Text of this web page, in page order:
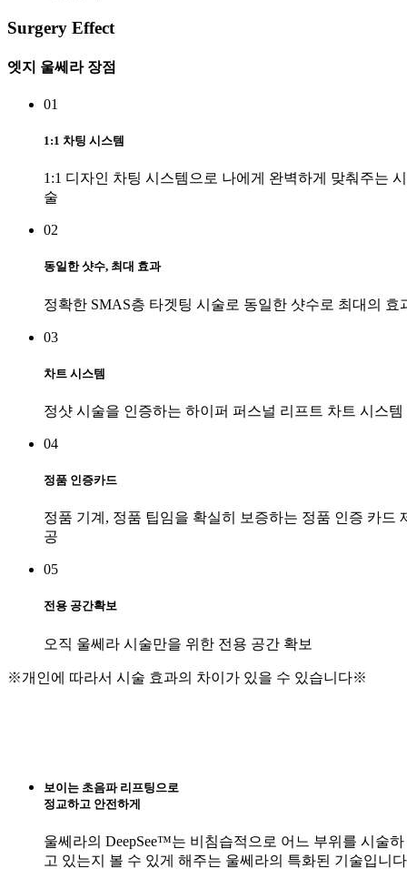
Surgery Effect
엣지 울쎄라 장점
01
1:1 차팅 시스템
1:1 디자인 차팅 시스템으로 나에게 완벽하게 맞춰주는 시
술
02
동일한 샷수, 최대 효과
정확한 SMAS층 타겟팅 시술로 동일한 샷수로 최대의 효
03
차트 시스템
정샷 시술을 인증하는 하이퍼 퍼스널 리프트 차트 시스템
04
정품 인증카드
정품 기계, 정품 팁임을 확실히 보증하는 정품 인증 카드
공
05
전용 공간확보
오직 울쎄라 시술만을 위한 전용 공간 확보
※개인에 따라서 시술 효과의 차이가 있을 수 있습니다※
보이는 초음파 리프팅으로
정교하고 안전하게
울쎄라의 DeepSee™는 비침습적으로 어느 부위를 시술하
고 있는지 볼 수 있게 해주는 울쎄라의 특화된 기술입니